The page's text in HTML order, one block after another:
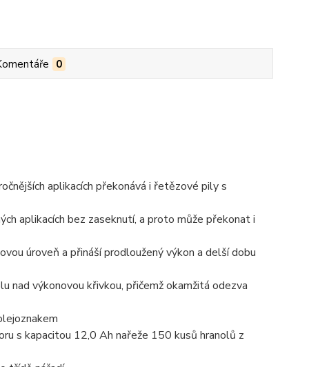
0
aplikacích překonává i řetězové pily s
aplikacích bez zaseknutí, a proto může překonat i
úroveň a přináší prodloužený výkon a delší dobu
nad výkonovou křivkou, přičemž okamžitá odezva
s kapacitou 12,0 Ah nařeže 150 kusů hranolů z